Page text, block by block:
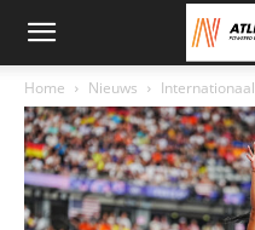
Home Nieuws Internationaal